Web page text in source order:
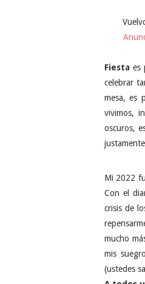
Fiesta es
celebrar
mesa, es
vivimos,
oscuros,
Mi 2022
Con el
crisis de
mucho
mis
(ustedes